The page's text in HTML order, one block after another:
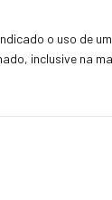
o uso de
inclusive na